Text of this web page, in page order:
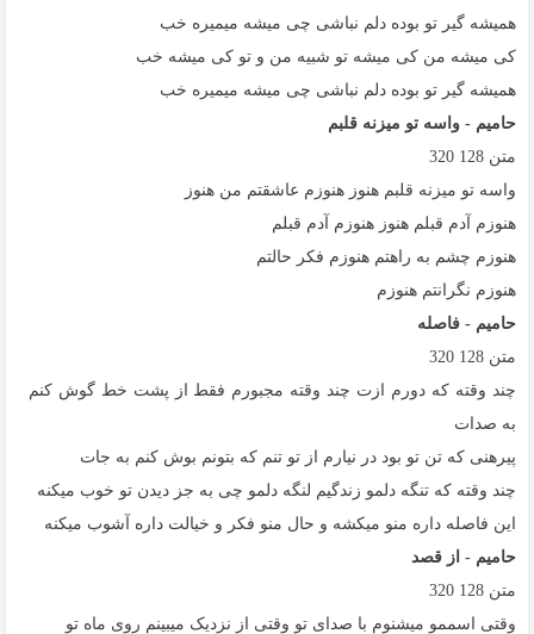
همیشه گیر تو بوده دلم نباشی چی میشه میمیره خب
کی میشه من کی میشه تو شبیه من و تو کی میشه خب
همیشه گیر تو بوده دلم نباشی چی میشه میمیره خب
حامیم - واسه تو میزنه قلبم
متن 128
320
واسه تو میزنه قلبم هنوز هنوزم عاشقتم من هنوز
هنوزم آدم قبلم هنوز هنوزم آدم قبلم
هنوزم چشم به راهتم هنوزم فکر حالتم
هنوزم نگرانتم هنوزم
حامیم - فاصله
متن 128
320
چند وقته که دورم ازت چند وقته مجبورم فقط از پشت خط گوش کنم
به صدات
پیرهنی که تن تو بود در نیارم از تو تنم که بتونم بوش کنم به جات
چند وقته که تنگه دلمو زندگیم لنگه دلمو چی به جز دیدن تو خوب میکنه
این فاصله داره منو میکشه و حال منو فکر و خیالت داره آشوب میکنه
حامیم - از قصد
متن 128
320
وقتی اسممو میشنوم با صدای تو وقتی از نزدیک میبینم روی ماه تو